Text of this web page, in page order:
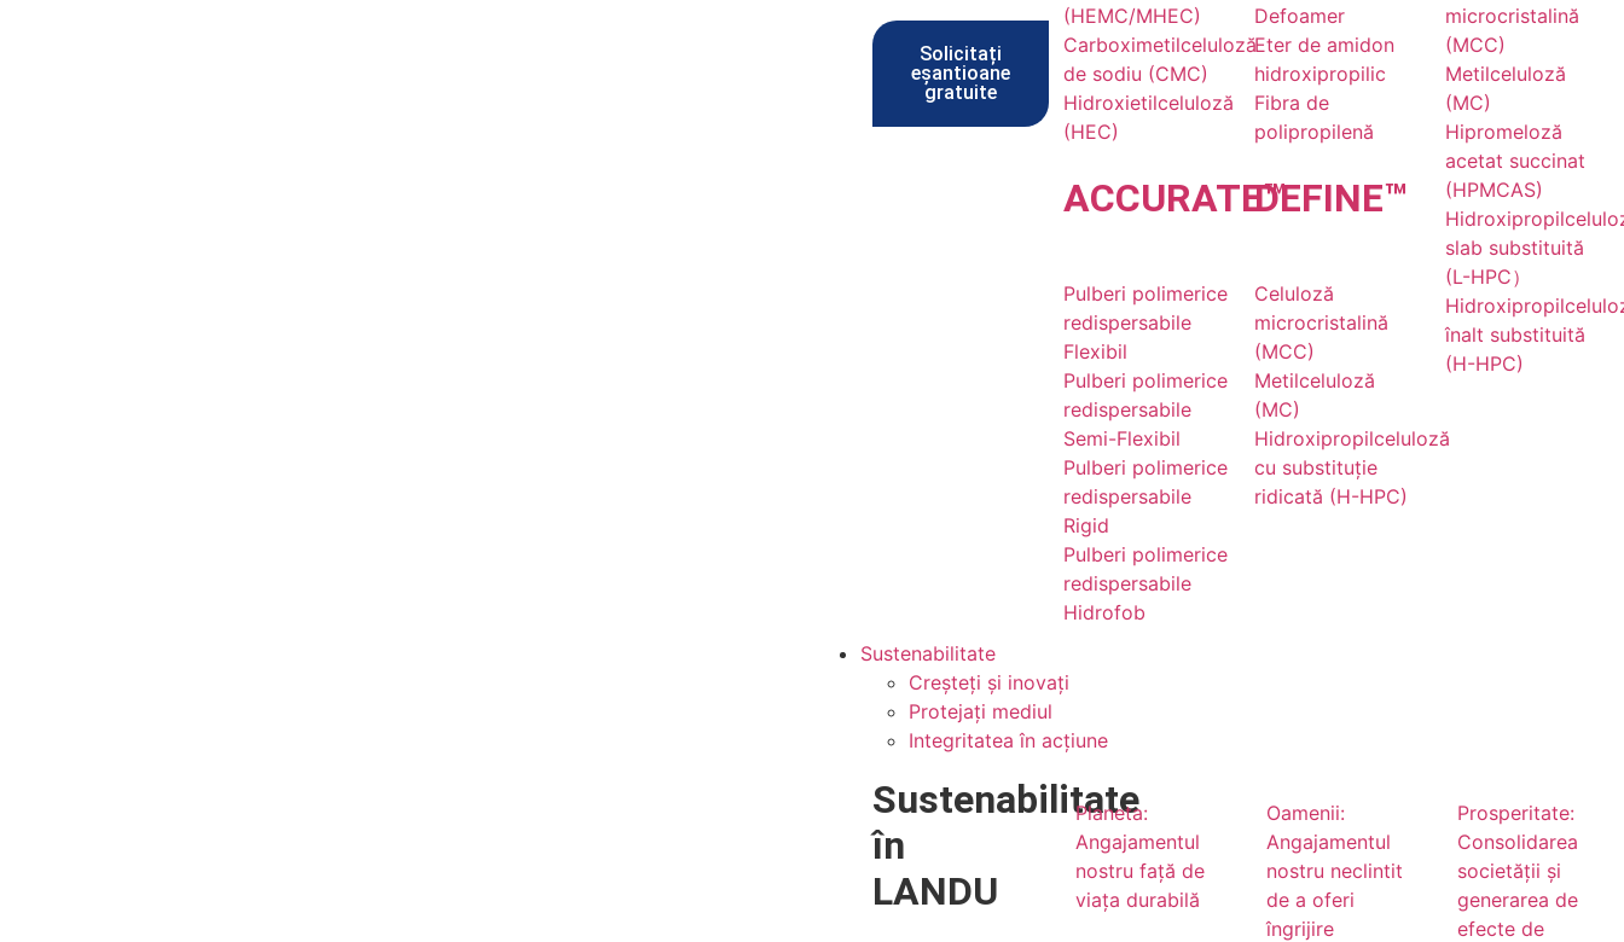
Solicitați
eșantioane
gratuite
(HEMC/MHEC)
Carboximetilceluloză
de sodiu (CMC)
Hidroxietilceluloză
(HEC)
ACCURATE™
Pulberi polimerice
redispersabile
Flexibil
Pulberi polimerice
redispersabile
Semi-Flexibil
Pulberi polimerice
redispersabile
Rigid
Pulberi polimerice
redispersabile
Hidrofob
Defoamer
Eter de amidon
hidroxipropilic
Fibra de
polipropilenă
DEFINE™
Celuloză
microcristalină
(MCC)
Metilceluloză
(MC)
Hidroxipropilceluloză
cu substituție
ridicată (H-HPC)
microcristalină
(MCC)
Metilceluloză
(MC)
Hipromeloză
acetat succinat
(HPMCAS)
slab substituită
(L-HPC）
înalt substituită
(H-HPC)
Sustenabilitate
Creșteți și inovați
Protejați mediul
Integritatea în acțiune
Sustenabilitate
în
LANDU
Planeta:
Angajamentul
nostru față de
viața durabilă
Oamenii:
Angajamentul
nostru neclintit
de a oferi
îngrijire
Prosperitate:
Consolidarea
societății și
generarea de
efecte de